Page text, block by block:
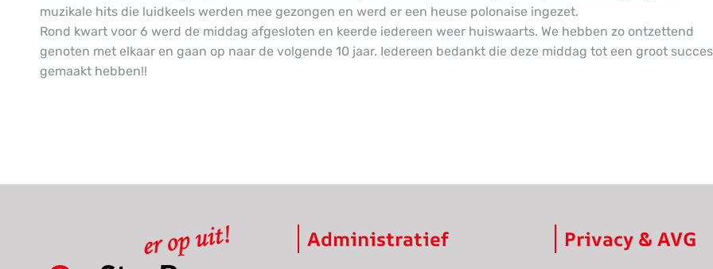
muzikale hits die luidkeels werden mee gezongen en werd er een heuse polonaise ingezet.
Rond kwart voor 6 werd de middag afgesloten en keerde iedereen weer huiswaarts. We hebben zo ontzettend
genoten met elkaar en gaan op naar de volgende 10 jaar. Iedereen bedankt die deze middag tot een groot succes
gemaakt hebben!!
Administratief Privacy & AVG